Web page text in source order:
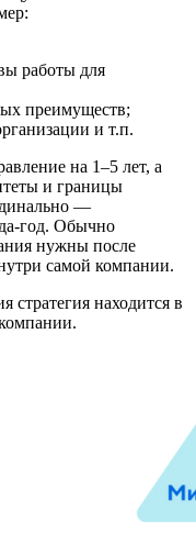
работы для
преимуществ;
и т.п.
на 1–5 лет, а
и границы
—
год. Обычно
нужны после
самой компании.
находится в